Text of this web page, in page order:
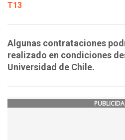
T13
Algunas contrataciones
realizado en condiciones
Universidad de Chile.